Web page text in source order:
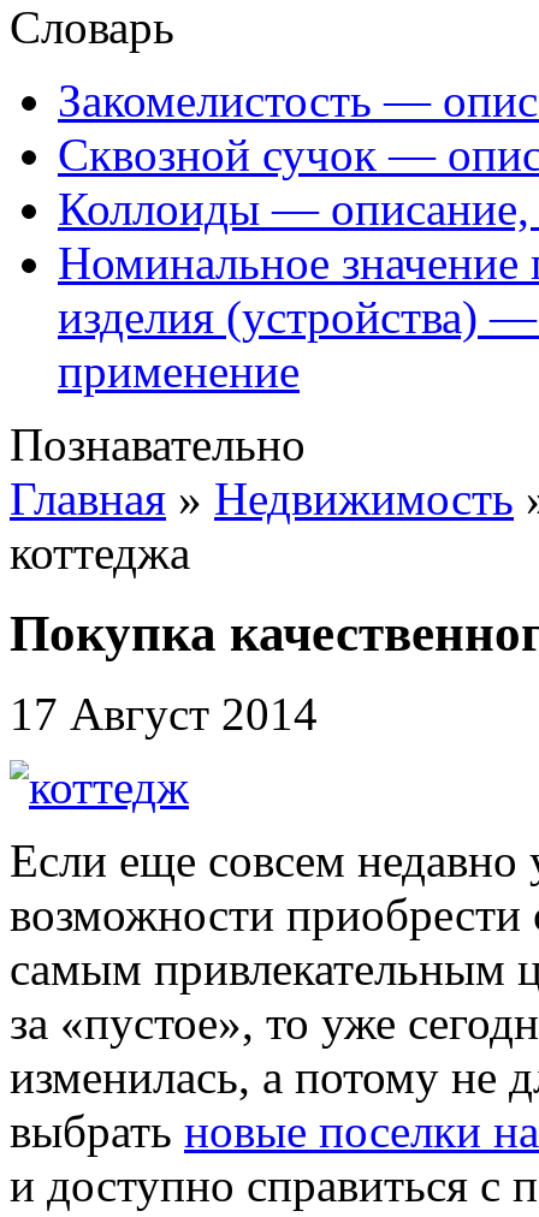
Словарь
Закомелистость —
Сквозной сучок —
Коллоиды — описание,
Номинальное значение
изделия (устройства)
применение
Познавательно
Главная » Недвижимость
коттеджа
Покупка
17 Август 2014
Если еще совсем
возможности
самым привлекательным
за «пустое», то уже
изменилась, а потому не
выбрать новые поселки
и доступно справиться с